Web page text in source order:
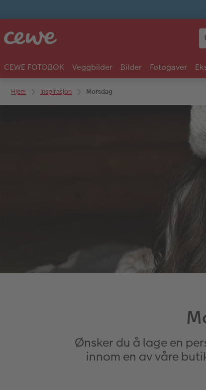
CEWE FOTOBOK Veggbilder Bilder Fotogaver
Hjem Inspirasjon Morsdag
Ønsker du å lage en
innom en av våre